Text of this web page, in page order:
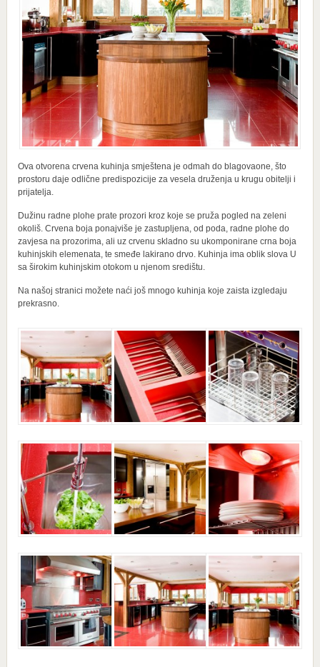
Ova otvorena crvena kuhinja smještena je odmah do blagovaone, što
prostoru daje odlične predispozicije za vesela druženja u krugu obitelji i
prijatelja.
Dužinu radne plohe prate prozori kroz koje se pruža pogled na zeleni
okoliš. Crvena boja ponajviše je zastupljena, od poda, radne plohe do
zavjesa na prozorima, ali uz crvenu skladno su ukomponirane crna boja
kuhinjskih elemenata, te smeđe lakirano drvo. Kuhinja ima oblik slova U
sa širokim kuhinjskim otokom u njenom središtu.
Na našoj stranici možete naći još mnogo kuhinja koje zaista izgledaju
prekrasno.